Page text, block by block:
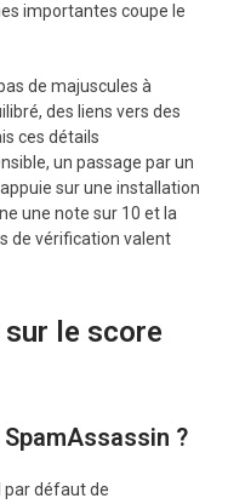
importantes coupe le
de majuscules à
des liens vers des
ces détails
un passage par un
sur une installation
une note sur 10 et la
de vérification valent
le score
SpamAssassin ?
par défaut de